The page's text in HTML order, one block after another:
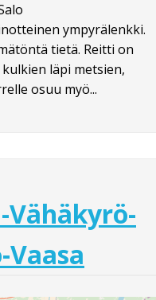
ympyrälenkki.
tietä. Reitti on
läpi metsien,
osuu myö...
Vähäkyrö-